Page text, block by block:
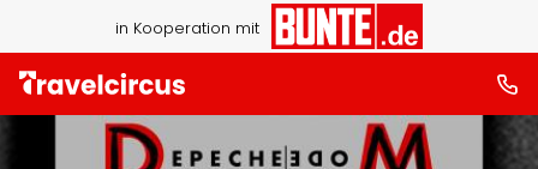
in Kooperation mit